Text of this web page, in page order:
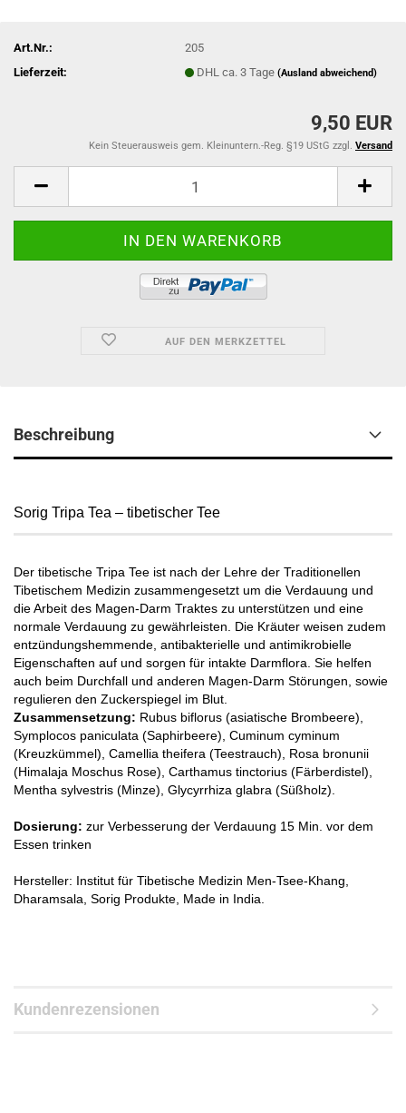
Art.Nr.:
205
Lieferzeit:
DHL ca. 3 Tage(Ausland abweichend)
9,50 EUR
Kein Steuerausweis gem. Kleinuntern.-Reg. §19 UStG zzgl. Versand
AUF DEN MERKZETTEL
Beschreibung
Sorig Tripa Tea – tibetischer Tee
Der tibetische Tripa Tee ist nach der Lehre der Traditionellen
Tibetischem Medizin zusammengesetzt um die Verdauung und
die Arbeit des Magen-Darm Traktes zu unterstützen und eine
normale Verdauung zu gewährleisten. Die Kräuter weisen zudem
entzündungshemmende, antibakterielle und antimikrobielle
Eigenschaften auf und sorgen für intakte Darmflora. Sie helfen
auch beim Durchfall und anderen Magen-Darm Störungen, sowie
regulieren den Zuckerspiegel im Blut.
Zusammensetzung: Rubus biflorus (asiatische Brombeere),
Symplocos paniculata (Saphirbeere), Cuminum cyminum
(Kreuzkümmel), Camellia theifera (Teestrauch), Rosa bronunii
(Himalaja Moschus Rose), Carthamus tinctorius (Färberdistel),
Mentha sylvestris (Minze), Glycyrrhiza glabra (Süßholz).
Dosierung: zur Verbesserung der Verdauung 15 Min. vor dem
Essen trinken
Hersteller: Institut für Tibetische Medizin Men-Tsee-Khang,
Dharamsala, Sorig Produkte, Made in India.
Kundenrezensionen